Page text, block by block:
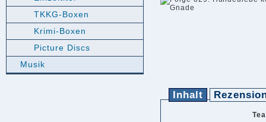
Inhalt
TKKG-Boxen
Krimi-Boxen
Picture Discs
Musik